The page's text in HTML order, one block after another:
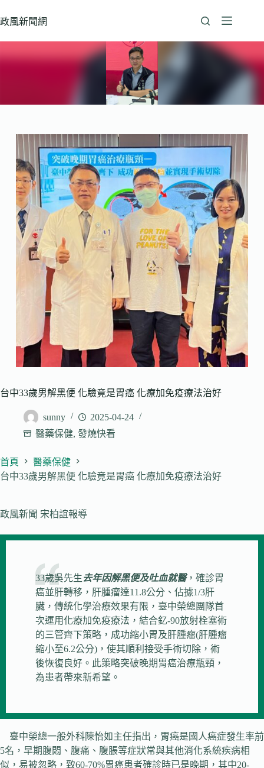
至
政風新聞網
台中33歲男解黑便 化驗竟是胃癌 化療加免疫療法治好
sunny
2025-04-24
醫藥保健, 發燒快看
首頁
醫藥保健
台中33歲男解黑便 化驗竟是胃癌 化療加免疫療法治好
政風新聞 宋柏誼報導
33歲吳先生去年因解黑便及吐血就醫，確診胃
癌並肝轉移，肝腫瘤達11.8公分、佔據1/3肝
臟，傳統化學治療效果有限，臺中榮總團隊首
次運用化療加免疫療法，結合釔-90放射栓塞術
的三管齊下策略，成功縮小胃及肝腫瘤(肝腫瘤
縮小至6.2公分)，使其順利接受手術切除，術
後恢復良好。此策略突破晚期胃癌治療瓶頸，
為患者帶來新希望。
臺中榮總一般外科陳怡如主任指出，胃癌是國人癌症發生率前
5名，早期腹悶、腹痛、腹脹等症狀常與其他消化系統疾病相
似，易被忽略，致60-70%胃癌患者確診時已是晚期，其中20-